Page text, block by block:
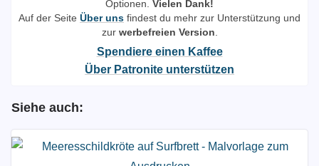
Optionen. Vielen Dank!
Auf der Seite Über uns findest du mehr zur Unterstützung und
zur werbefreien Version
Spendiere einen Kaffee
Über Patronite unterstützen
Siehe auch: